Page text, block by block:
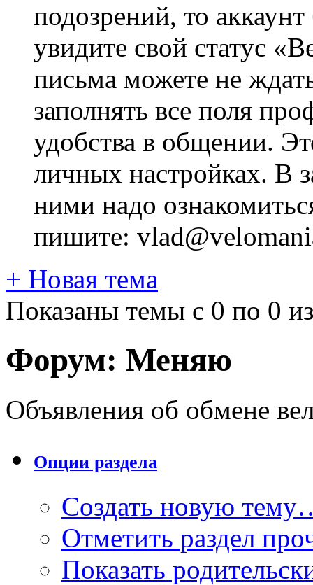
подозрений, то
увидите свой статус
письма можете не
заполнять все поля
удобства в общении.
личных настройках. В
ними надо
пишите:
+ Новая тема
Показаны темы с 0 по 0
Форум: Меняю
Объявления об обмене
Опции раздела
Создать новую
Отметить раздел
Показать